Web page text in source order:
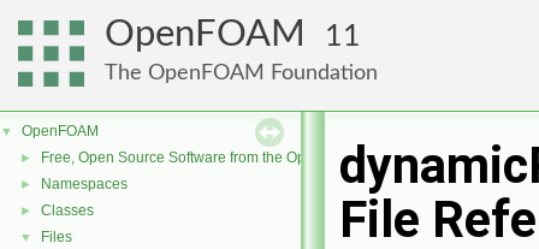
OpenFOAM 11
The OpenFOAM Foundation
▼ OpenFOAM
► Free, Open Source Software from the OpenFOAM Foundation
► Namespaces
► Classes
▼ Files
File